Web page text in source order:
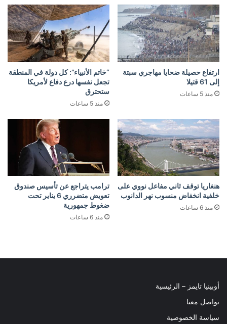
ارتفاع حصيلة ضحايا مهاجري سبتة
إلى 61 قتيلا
منذ 5 ساعات
“خاتم الأنبياء”: كل دولة في المنطقة
تجعل نفسها درع دفاع لأمريكا
ستحترق
منذ 5 ساعات
هنغاريا توقف ثاني مفاعل نووي على
خلفية انخفاض منسوب نهر الدانوب
منذ 6 ساعات
ترامب يتراجع عن تأسيس صندوق
تعويض متضرري 6 يناير تحت
ضغوط جمهورية
منذ 6 ساعات
أوبينيا تايمز – الرئيسية
تواصل معنا
سياسة الخصوصية